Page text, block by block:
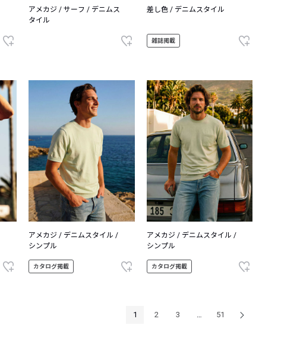
アメカジ / サーフ / デニムス
タイル
差し色 / デニムスタイル
雑誌掲載
アメカジ / デニムスタイル /
シンプル
カタログ掲載
アメカジ / デニムスタイル /
シンプル
カタログ掲載
1 2 3 … 51